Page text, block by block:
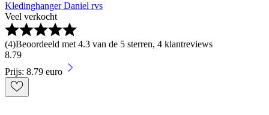
Kledinghanger Daniel rvs
Veel verkocht
(4)Beoordeeld met 4.3 van de 5 sterren, 4 klantreviews
8.79
Prijs: 8.79 euro